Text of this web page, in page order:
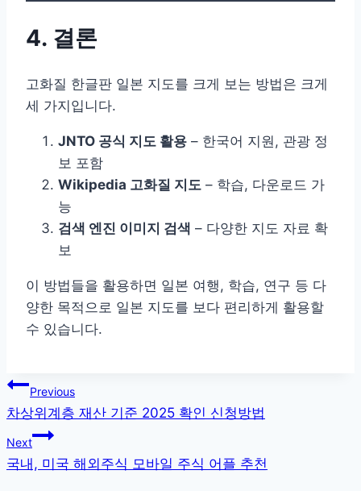
4. 결론
고화질 한글판 일본 지도를 크게 보는 방법은 크게
세 가지입니다.
JNTO 공식 지도 활용 – 한국어 지원, 관광 정
보 포함
Wikipedia 고화질 지도 – 학습, 다운로드 가
능
검색 엔진 이미지 검색 – 다양한 지도 자료 확
보
이 방법들을 활용하면 일본 여행, 학습, 연구 등 다
양한 목적으로 일본 지도를 보다 편리하게 활용할
수 있습니다.
글
탐
색
Previous
차상위계층 재산 기준 2025 확인 신청방법
Next
국내, 미국 해외주식 모바일 주식 어플 추천